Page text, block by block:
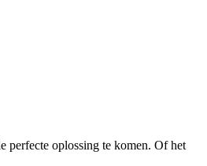
perfecte oplossing te komen. Of het